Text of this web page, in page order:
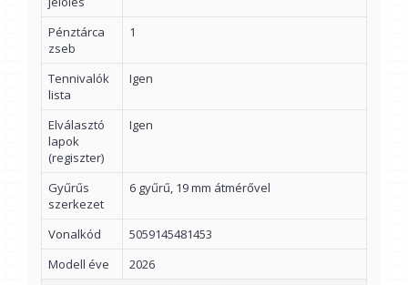
Pénztárca
zseb
1
Tennivalók
lista
Igen
Elválasztó
lapok
(regiszter)
Igen
Gyűrűs
szerkezet
6 gyűrű, 19 mm átmérővel
Vonalkód
5059145481453
Modell éve
2026